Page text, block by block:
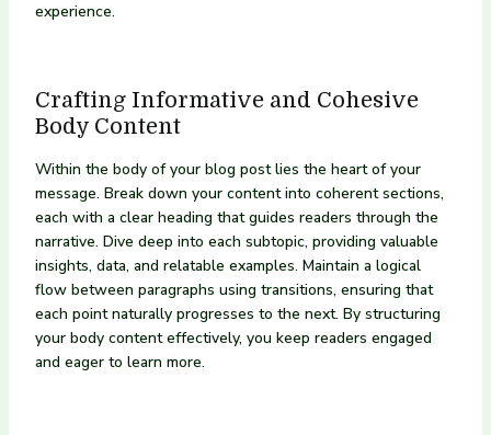
experience.
Crafting Informative and Cohesive
Body Content
Within the body of your blog post lies the heart of your
message. Break down your content into coherent sections,
each with a clear heading that guides readers through the
narrative. Dive deep into each subtopic, providing valuable
insights, data, and relatable examples. Maintain a logical
flow between paragraphs using transitions, ensuring that
each point naturally progresses to the next. By structuring
your body content effectively, you keep readers engaged
and eager to learn more.